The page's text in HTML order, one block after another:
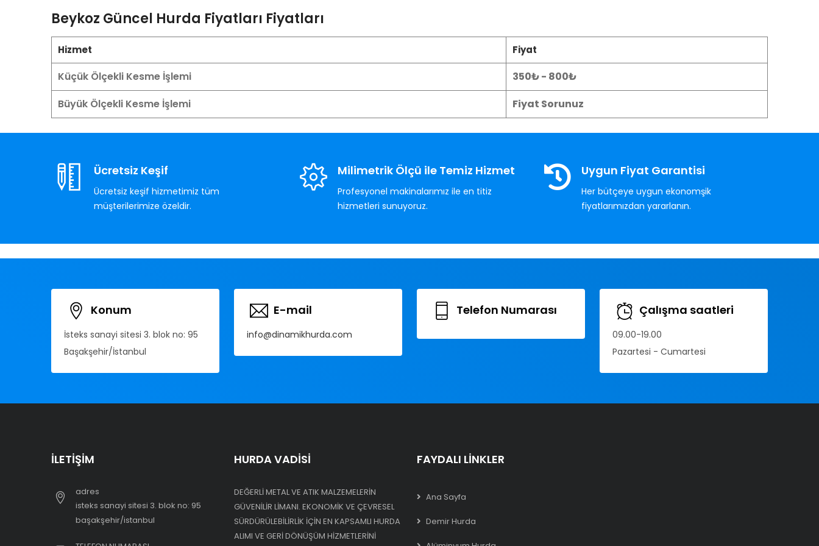
Beykoz Güncel Hurda Fiyatları Fiyatları
Hizmet Fiyat
Küçük Ölçekli Kesme İşlemi
350₺ - 800₺
Büyük Ölçekli Kesme İşlemi
Fiyat Sorunuz
Ücretsiz Keşif
Ücretsiz keşif hizmetimiz tüm
müşterilerimize özeldir.
Milimetrik Ölçü ile Temiz Hizmet
Profesyonel makinalarımız ile en titiz
hizmetleri sunuyoruz.
Uygun Fiyat Garantisi
Her bütçeye uygun ekonomşik
fiyatlarımızdan yararlanın.
Konum
İsteks sanayi sitesi 3. blok no: 95
Başakşehir/İstanbul
E-mail
info@dinamikhurda.com
Telefon Numarası Çalışma saatleri
09.00-19.00
Pazartesi - Cumartesi
İLETIŞIM
adres
i̇steks sanayi sitesi 3. blok no: 95
başakşehir/i̇stanbul
HURDA VADISI
DEĞERLI METAL VE ATIK MALZEMELERIN
GÜVENILIR LIMANI. EKONOMIK VE ÇEVRESEL
SÜRDÜRÜLEBILIRLIK IÇIN EN KAPSAMLI HURDA
ALIMI VE GERI DÖNÜŞÜM HIZMETLERINI
FAYDALI LINKLER
Ana Sayfa
Demir Hurda